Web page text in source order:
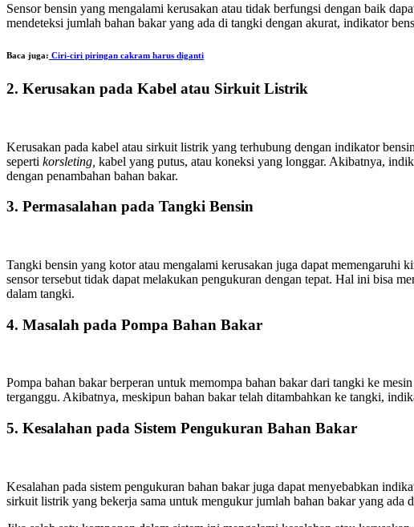
Sensor bensin yang mengalami kerusakan atau tidak berfungsi dengan baik
mendeteksi jumlah bahan bakar yang ada di tangki dengan akurat, indikator
Baca juga: Ciri-ciri piringan cakram harus diganti
2. Kerusakan pada Kabel atau Sirkuit Listrik
Kerusakan pada kabel atau sirkuit listrik yang terhubung dengan indikator
seperti korsleting, kabel yang putus, atau koneksi yang longgar. Akibatnya,
dengan penambahan bahan bakar.
3. Permasalahan pada Tangki Bensin
Tangki bensin yang kotor atau mengalami kerusakan juga dapat memengaruhi
sensor tersebut tidak dapat melakukan pengukuran dengan tepat. Hal ini bisa
dalam tangki.
4. Masalah pada Pompa Bahan Bakar
Pompa bahan bakar berperan untuk memompa bahan bakar dari tangki ke
terganggu. Akibatnya, meskipun bahan bakar telah ditambahkan ke tangki,
5. Kesalahan pada Sistem Pengukuran Bahan Bakar
Kesalahan pada sistem pengukuran bahan bakar juga dapat menyebabkan
sirkuit listrik yang bekerja sama untuk mengukur jumlah bahan bakar yang ada